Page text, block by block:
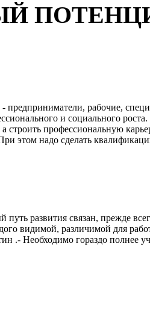
предприниматели, рабочие,
и социального
а строить профессиональную
этом надо сделать
путь развития связан, прежде
видимой, различимой для
.- Необходимо гораздо полнее